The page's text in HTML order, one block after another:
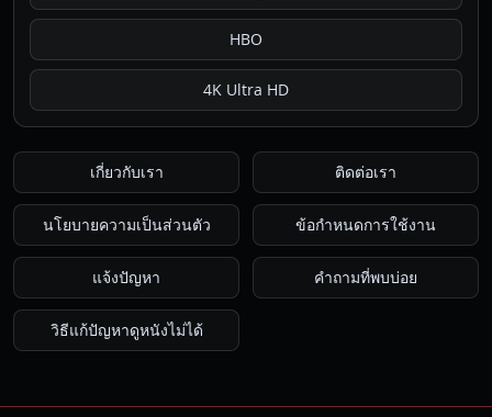
HBO
4K Ultra HD
เกี่ยวกับเรา ติดต่อเรา
นโยบายความเป็นส่วนตัว ข้อกำหนดการใช้งาน
แจ้งปัญหา คำถามที่พบบ่อย
วิธีแก้ปัญหาดูหนังไม่ได้